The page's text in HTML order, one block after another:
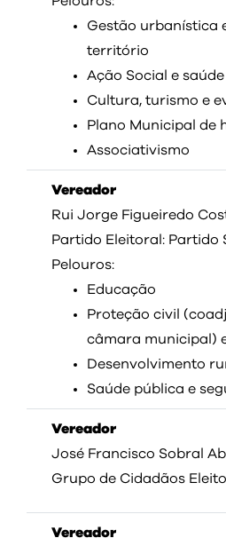
Gestão urbanística
território
Ação Social e saúde
Cultura, turismo e
Plano Municipal de
Associativismo
Vereador
Rui Jorge Figueiredo
Partido Eleitoral: Partido
Pelouros:
Educação
Proteção civil
câmara municipal)
Desenvolvimento
Saúde pública e
Vereador
José Francisco Sobral
Grupo de Cidadãos
Vereador